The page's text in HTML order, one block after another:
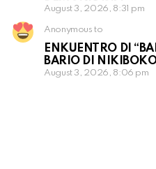
August 3, 2026, 8:31 pm
Anonymous to
ENKUENTRO DI
BARIO DI
August 3, 2026, 8:06 pm